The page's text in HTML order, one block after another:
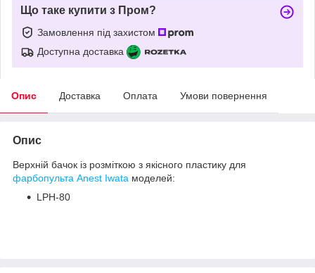
Що таке купити з Пром?
Замовлення під захистом
Доступна доставка
Опис Доставка Оплата Умови повернення
Опис
Верхній бачок із розміткою з якісного пластику для
фарбопульта Anest Iwata моделей:
LPH-80